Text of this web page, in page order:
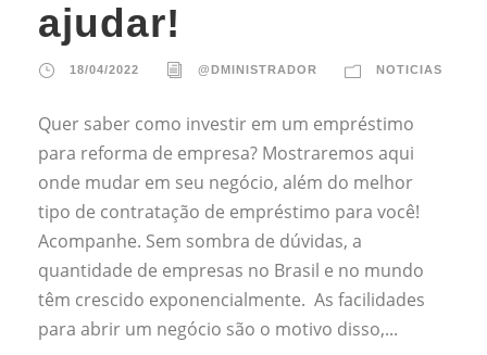
ajudar!
18/04/2022 @DMINISTRADOR NOTICIAS
Quer saber como investir em um empréstimo
para reforma de empresa? Mostraremos aqui
onde mudar em seu negócio, além do melhor
tipo de contratação de empréstimo para você!
Acompanhe. Sem sombra de dúvidas, a
quantidade de empresas no Brasil e no mundo
têm crescido exponencialmente. As facilidades
para abrir um negócio são o motivo disso,...